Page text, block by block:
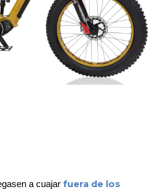
a cuajar fuera de los